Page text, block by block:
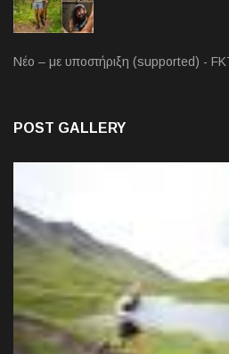
Νέο – με υποστήριξη (supported) -
POST GALLERY